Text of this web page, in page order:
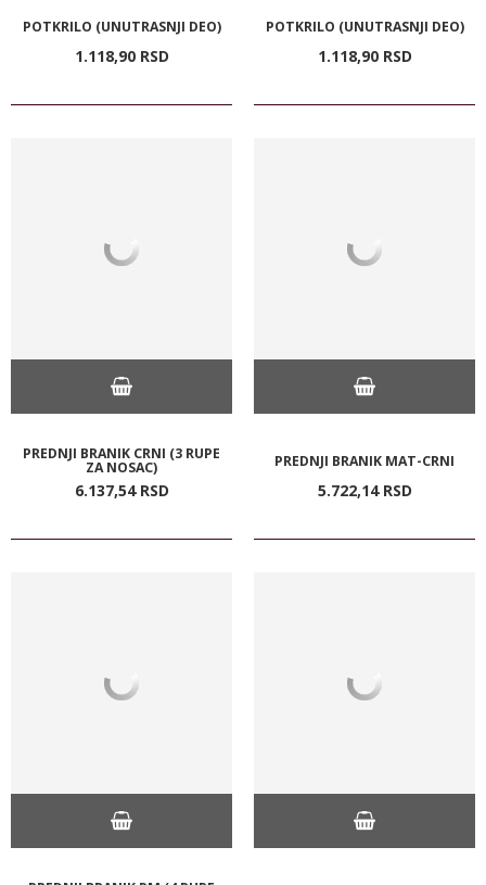
POTKRILO (UNUTRASNJI DEO)
1.118,90 RSD
POTKRILO (UNUTRASNJI DEO)
1.118,90 RSD
PREDNJI BRANIK CRNI (3 RUPE
ZA NOSAC)
6.137,54 RSD
PREDNJI BRANIK MAT-CRNI
5.722,14 RSD